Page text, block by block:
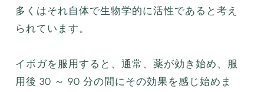
多くはそれ自体で生物学的に活性であると考え
られています。
イボガを服用すると、通常、薬が効き始め、服
用後 30 ～ 90 分の間にその効果を感じ始めま